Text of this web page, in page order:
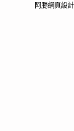
阿腸網頁設計